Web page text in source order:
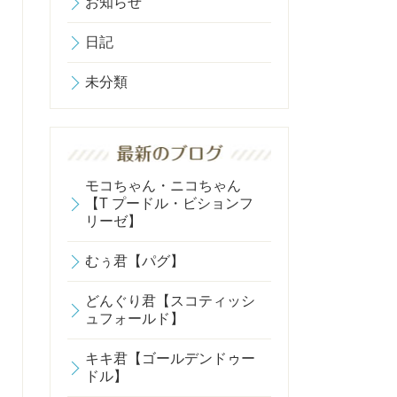
日記
未分類
モコちゃん・ニコちゃん
【T プードル・ビションフ
リーゼ】
むぅ君【パグ】
どんぐり君【スコティッシ
ュフォールド】
キキ君【ゴールデンドゥー
ドル】